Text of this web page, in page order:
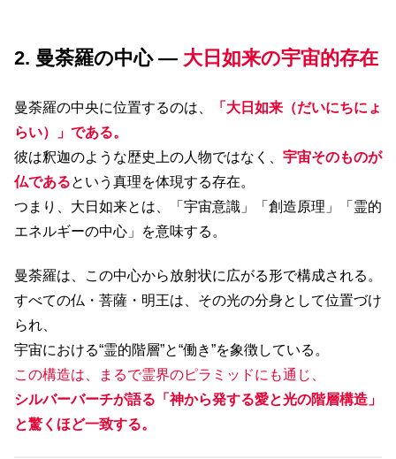
2. 曼荼羅の中心 ― 大日如来の宇宙的存在
曼荼羅の中央に位置するのは、
「大日如来（だいにちにょ
らい）」である。
彼は釈迦のような歴史上の人物ではなく、 宇宙そのものが
仏であるという真理を体現する存在。
つまり、大日如来とは、「宇宙意識」「創造原理」「霊的
エネルギーの中心」を意味する。
曼荼羅は、この中心から放射状に広がる形で構成される。
すべての仏・菩薩・明王は、その光の分身として位置づけ
られ、
宇宙における“霊的階層”と“働き”を象徴している。
この構造は、まるで霊界のピラミッドにも通じ、
シルバーバーチが語る「神から発する愛と光の階層構造」
と驚くほど一致する。